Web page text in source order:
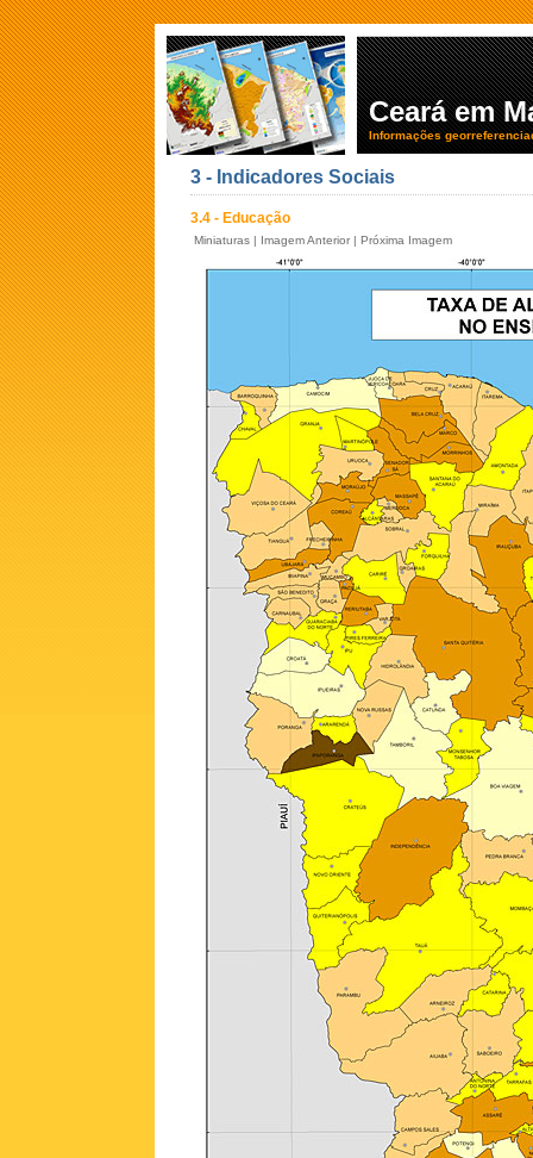
Ceará em
Informações
3 - Indicadores Sociais
3.4 - Educação
Miniaturas | Imagem Anterior | Próxima Imagem